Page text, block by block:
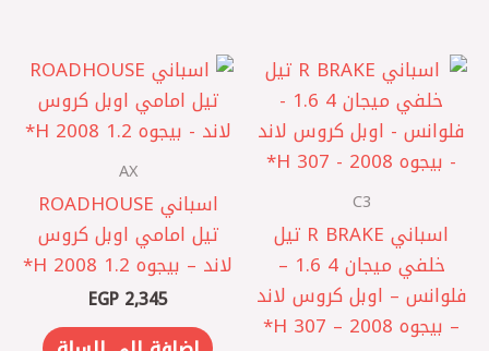
C3
اسباني R BRAKE تيل
خلفي ميجان 4 1.6 –
فلوانس – اوبل كروس لاند
– بيجوه 2008 – 307 H*
AX
اسباني ROADHOUSE
تيل امامي اوبل كروس
لاند – بيجوه 1.2 2008 H*
EGP2,345